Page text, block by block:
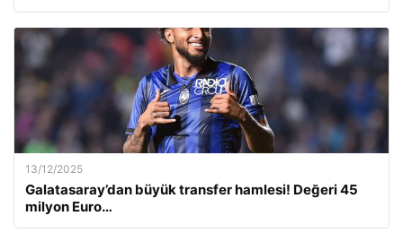
13/12/2025
Galatasaray’dan büyük transfer hamlesi! Değeri 45
milyon Euro…